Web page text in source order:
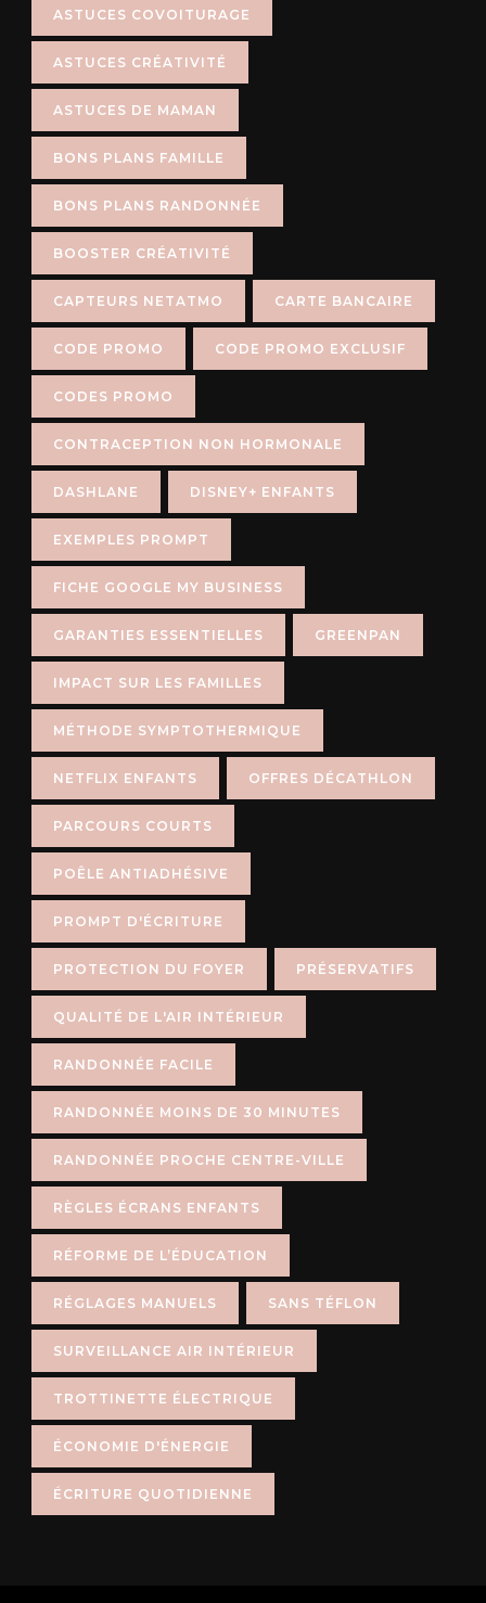
ASTUCES COVOITURAGE
ASTUCES CRÉATIVITÉ
ASTUCES DE MAMAN
BONS PLANS FAMILLE
BONS PLANS RANDONNÉE
BOOSTER CRÉATIVITÉ
CAPTEURS NETATMO CARTE BANCAIRE
CODE PROMO CODE PROMO EXCLUSIF
CODES PROMO
CONTRACEPTION NON HORMONALE
DASHLANE DISNEY+ ENFANTS
EXEMPLES PROMPT
FICHE GOOGLE MY BUSINESS
GARANTIES ESSENTIELLES GREENPAN
IMPACT SUR LES FAMILLES
MÉTHODE SYMPTOTHERMIQUE
NETFLIX ENFANTS OFFRES DÉCATHLON
PARCOURS COURTS
POÊLE ANTIADHÉSIVE
PROMPT D'ÉCRITURE
PROTECTION DU FOYER PRÉSERVATIFS
QUALITÉ DE L'AIR INTÉRIEUR
RANDONNÉE FACILE
RANDONNÉE MOINS DE 30 MINUTES
RANDONNÉE PROCHE CENTRE-VILLE
RÈGLES ÉCRANS ENFANTS
RÉFORME DE L’ÉDUCATION
RÉGLAGES MANUELS SANS TÉFLON
SURVEILLANCE AIR INTÉRIEUR
TROTTINETTE ÉLECTRIQUE
ÉCONOMIE D'ÉNERGIE
ÉCRITURE QUOTIDIENNE